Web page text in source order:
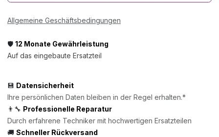
Allgemeine Geschäftsbedingungen
🛡️ 12 Monate Gewährleistung
Auf das eingebaute Ersatzteil
💾 Datensicherheit
Ihre persönlichen Daten bleiben in der Regel erhalten.*
👨‍🔧 Professionelle Reparatur
Durch erfahrene Techniker mit hochwertigen Ersatzteilen
🚚 Schneller Rückversand